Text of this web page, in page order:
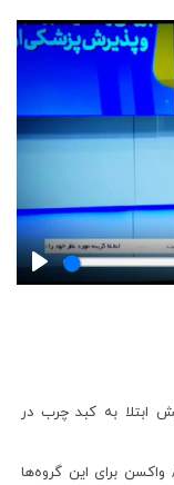
ابتلا به کبد چرب در
واکسن برای این گروه‌ها